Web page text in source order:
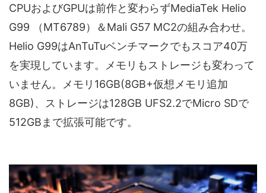
CPUおよびGPUは前作と変わらず‎MediaTek Helio
G99 （MT6789）＆Mali G57 MC2の組み合わせ。
Helio G99はAnTuTuベンチマークでもスコア40万
を実現しています。メモリもストレージも変わって
いません。メモリ16GB(8GB+仮想メモリ追加
8GB)、ストレージは128GB UFS2.2でMicro SDで
512GBまで拡張可能です。